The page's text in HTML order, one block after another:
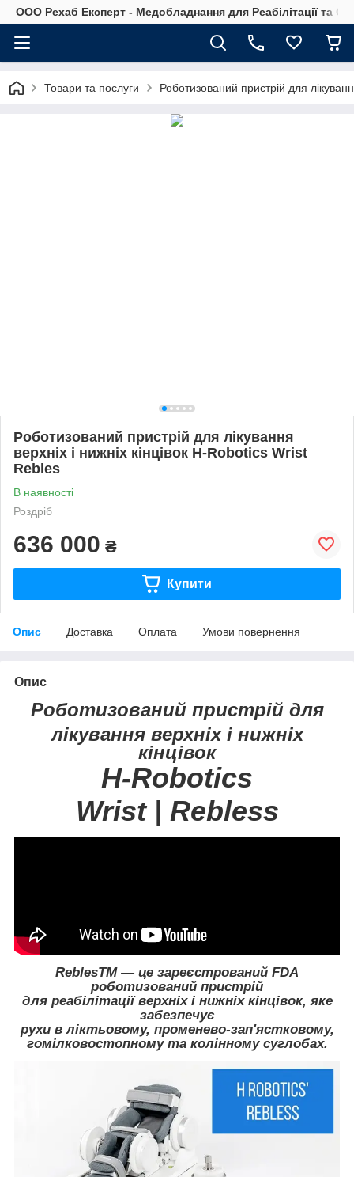
OOO Рехаб Експерт - Медобладнання для Реабілітації та
Товари та послуги Роботизований пристрій для
Роботизований пристрій для лікування
верхніх і нижніх кінцівок H-Robotics Wrist
Rebles
В наявності
Роздріб
636 000 ₴
Купити
Опис Доставка Оплата Умови повернення
Опис
Роботизований пристрій для
лікування верхніх і нижніх
кінцівок
H-Robotics
Wrist | Rebless
ReblesTM— це зареєстрований FDA
роботизований пристрій
для реабілітації верхніх і нижніх кінцівок, яке
забезпечує
рухи в ліктьовому, променево-зап'ястковому,
гомілковостопному та колінному суглобах.